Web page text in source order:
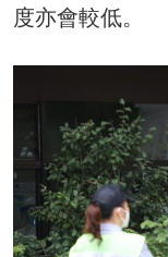
度亦會較低。